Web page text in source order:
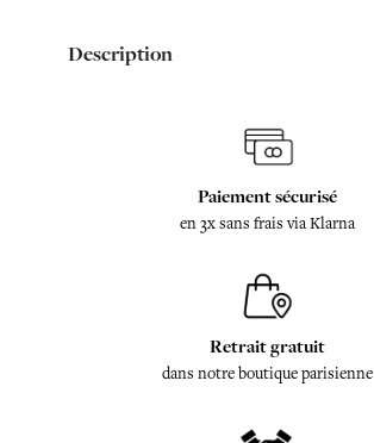
Description
Paiement sécurisé
en 3x sans frais via Klarna
Retrait gratuit
dans notre boutique parisienne